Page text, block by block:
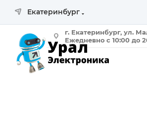
Екатеринбург
г. Екатеринбург, ул.
Ежедневно с 10:00 до